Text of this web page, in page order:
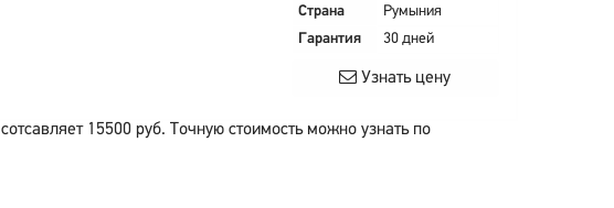
Страна
Румыния
Гарантия
30 дней
Узнать цену
сотсавляет 15500 руб.
Точную стоимость можно узнать по